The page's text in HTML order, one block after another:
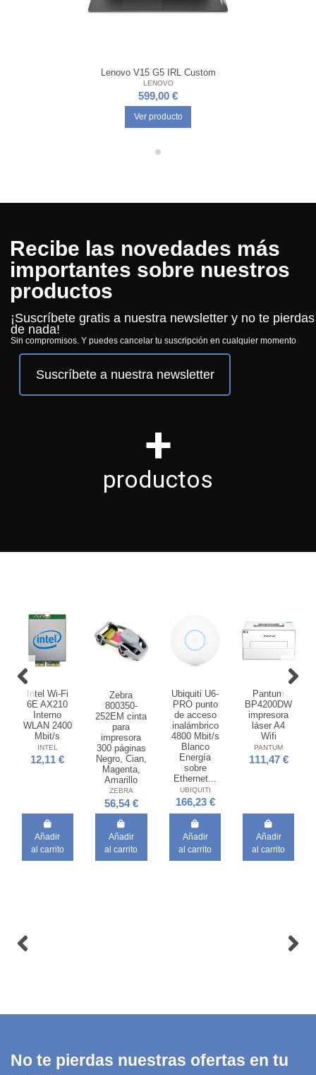
Lenovo V15 G5 IRL Custom
LENOVO
599,00 €
Ver producto
+
productos
Recibe las novedades más
importantes sobre nuestros
productos
¡Suscríbete gratis a nuestra newsletter y no te pierdas
de nada!
Sin compromisos. Y puedes cancelar tu suscripción en cualquier momento
Suscríbete a nuestra newsletter
Intel Wi-Fi
6E AX210
Interno
WLAN 2400
Mbit/s
INTEL
12,11 €
Añadir
al carrito
Zebra
800350-
252EM cinta
para
impresora
300 páginas
Negro, Cian,
Magenta,
Amarillo
ZEBRA
56,54 €
Añadir
al carrito
Ubiquiti U6-
PRO punto
de acceso
inalámbrico
4800 Mbit/s
Blanco
Energía
sobre
Ethernet...
UBIQUITI
166,23 €
Añadir
al carrito
Pantum
BP4200DW
impresora
láser A4
Wifi
PANTUM
111,47 €
Añadir
al carrito
No te pierdas nuestras ofertas en tu